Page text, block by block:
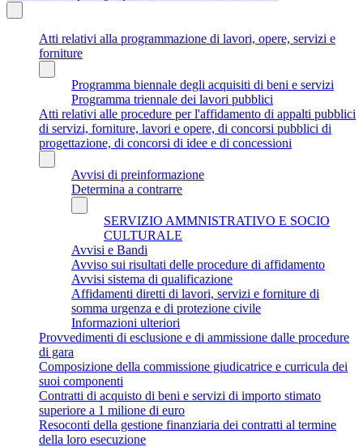
Atti relativi alla programmazione di lavori, opere, servizi e
forniture
Programma biennale degli acquisiti di beni e servizi
Programma triennale dei lavori pubblici
Atti relativi alle procedure per l'affidamento di appalti pubblici
di servizi, forniture, lavori e opere, di concorsi pubblici di
progettazione, di concorsi di idee e di concessioni
Avvisi di preinformazione
Determina a contrarre
SERVIZIO AMMNISTRATIVO E SOCIO
CULTURALE
Avvisi e Bandi
Avviso sui risultati delle procedure di affidamento
Avvisi sistema di qualificazione
Affidamenti diretti di lavori, servizi e forniture di
somma urgenza e di protezione civile
Informazioni ulteriori
Provvedimenti di esclusione e di ammissione dalle procedure
di gara
Composizione della commissione giudicatrice e curricula dei
suoi componenti
Contratti di acquisto di beni e servizi di importo stimato
superiore a 1 milione di euro
Resoconti della gestione finanziaria dei contratti al termine
della loro esecuzione